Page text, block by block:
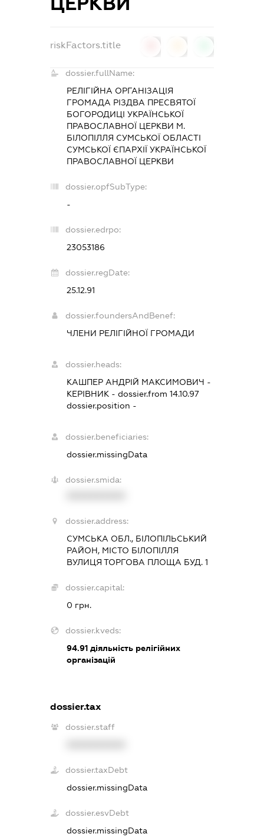
riskFactors.title
dossier.fullName:
РЕЛІГІЙНА ОРГАНІЗАЦІЯ
ГРОМАДА РІЗДВА ПРЕСВЯТОЇ
БОГОРОДИЦІ УКРАЇНСЬКОЇ
ПРАВОСЛАВНОЇ ЦЕРКВИ М.
БІЛОПІЛЛЯ СУМСЬКОЇ ОБЛАСТІ
СУМСЬКОЇ ЄПАРХІЇ УКРАЇНСЬКОЇ
ПРАВОСЛАВНОЇ ЦЕРКВИ
dossier.opfSubType:
-
dossier.edrpo:
23053186
dossier.regDate:
25.12.91
dossier.foundersAndBenef:
ЧЛЕНИ РЕЛІГІЙНОЇ ГРОМАДИ
dossier.heads:
КАШПЕР АНДРІЙ МАКСИМОВИЧ -
КЕРІВНИК- dossier.from 14.10.97
dossier.position -
dossier.beneficiaries:
dossier.missingData
dossier.smida:
dossier.address:
СУМСЬКА ОБЛ., БІЛОПІЛЬСЬКИЙ
РАЙОН, МІСТО БІЛОПІЛЛЯ
ВУЛИЦЯ ТОРГОВА ПЛОЩА БУД. 1
dossier.capital:
0 грн.
dossier.kveds:
94.91діяльність релігійних
організацій
dossier.tax
dossier.staff
dossier.taxDebt
dossier.missingData
dossier.esvDebt
dossier.missingData